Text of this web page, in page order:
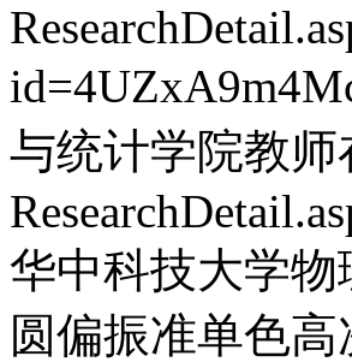
与统计学院教
华中科技大学物
圆偏振准单色